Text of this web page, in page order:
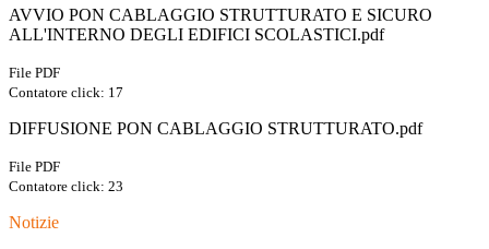
AVVIO PON CABLAGGIO STRUTTURATO E SICURO
ALL'INTERNO DEGLI EDIFICI SCOLASTICI.pdf
File PDF
Contatore click: 17
DIFFUSIONE PON CABLAGGIO STRUTTURATO.pdf
File PDF
Contatore click: 23
Notizie